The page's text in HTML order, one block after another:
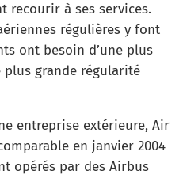
recourir à ses services.
régulières y font
ont besoin d’une plus
plus grande régularité
entreprise extérieure, Air
en janvier 2004
opérés par des Airbus